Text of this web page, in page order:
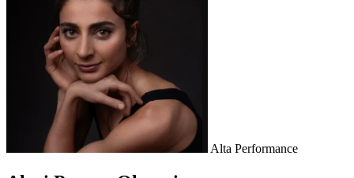
Alta Performance